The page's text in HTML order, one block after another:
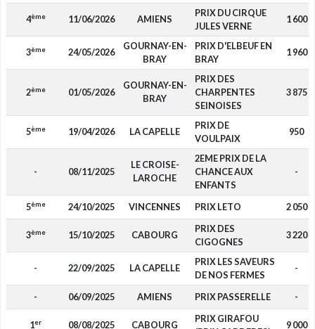
4ème 11/06/2026 AMIENS
PRIX DU CIRQUE
JULES VERNE
1 600
3ème 24/05/2026
GOURNAY-EN-
BRAY
PRIX D'ELBEUF EN
BRAY
1 960
2ème 01/05/2026
GOURNAY-EN-
BRAY
PRIX DES
CHARPENTES
SEINOISES
3 875
5ème 19/04/2026 LA CAPELLE
PRIX DE
VOULPAIX
950
- 08/11/2025
LE CROISE-
LAROCHE
2EME PRIX DE LA
CHANCE AUX
ENFANTS
-
5ème 24/10/2025 VINCENNES PRIX LETO 2 050
3ème 15/10/2025 CABOURG
PRIX DES
CIGOGNES
3 220
- 22/09/2025 LA CAPELLE
PRIX LES SAVEURS
DE NOS FERMES
-
- 06/09/2025 AMIENS PRIX PASSERELLE -
1er 08/08/2025 CABOURG
PRIX GIRAFOU
9 000